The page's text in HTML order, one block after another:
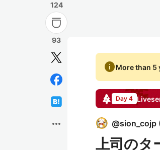
124
93
more_horiz
infoMore than 5
Day 4
@sion_cojp
上司のタ